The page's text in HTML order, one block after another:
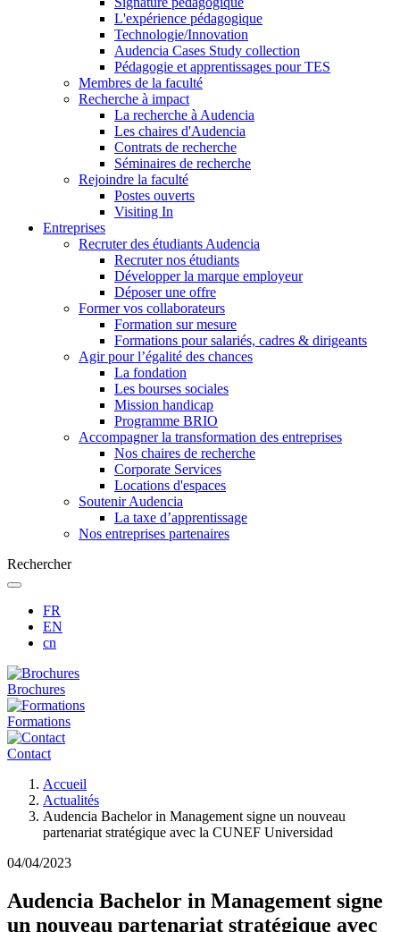
L'expérience pédagogique
Technologie/Innovation
Audencia Cases Study collection
Pédagogie et apprentissages pour TES
Membres de la faculté
Recherche à impact
La recherche à Audencia
Les chaires d'Audencia
Contrats de recherche
Séminaires de recherche
Rejoindre la faculté
Postes ouverts
Visiting In
Entreprises
Recruter des étudiants Audencia
Recruter nos étudiants
Développer la marque employeur
Déposer une offre
Former vos collaborateurs
Formation sur mesure
Formations pour salariés, cadres & dirigeants
Agir pour l’égalité des chances
La fondation
Les bourses sociales
Mission handicap
Programme BRIO
Accompagner la transformation des entreprises
Nos chaires de recherche
Corporate Services
Locations d'espaces
Soutenir Audencia
La taxe d’apprentissage
Nos entreprises partenaires
Rechercher
FR
EN
cn
Brochures
Formations
Contact
d'Ariane
Accueil
Actualités
Audencia Bachelor in Management signe un nouveau
partenariat stratégique avec la CUNEF Universidad
04/04/2023
Audencia Bachelor in Management signe
un nouveau partenariat stratégique avec